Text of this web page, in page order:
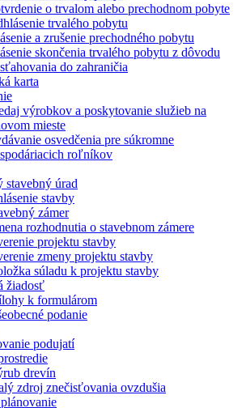
o trvalom alebo prechodnom pobyte
trvalého pobytu
a zrušenie prechodného pobytu
skončenia trvalého pobytu z dôvodu
do zahraničia
karta
výrobkov a poskytovanie služieb na
mieste
osvedčenia pre súkromne
roľníkov
stavebný úrad
stavby
zámer
rozhodnutia o stavebnom zámere
projektu stavby
zmeny projektu stavby
súladu k projektu stavby
žiadosť
k formulárom
podanie
podujatí
drevín
zdroj znečisťovania ovzdušia